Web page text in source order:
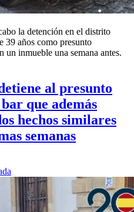
la detención en el distrito
39 años como presunto
un inmueble una semana antes.
al presunto
que además
hechos similares
semanas